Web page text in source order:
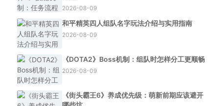
2026-08-09
和平精英四人组队名字玩法介绍与实用指南
2026-08-09
《DOTA2》Boss机制：组队时怎样分工更顺畅
2026-08-09
《街头霸王6》养成优先级：萌新前期应该避开